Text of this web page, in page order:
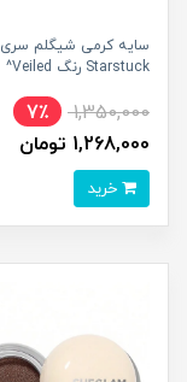
سایه کرمی شیگلم سری
Starstuck رنگ Veiled^
1,350,000
7٪
1,268,000 تومان